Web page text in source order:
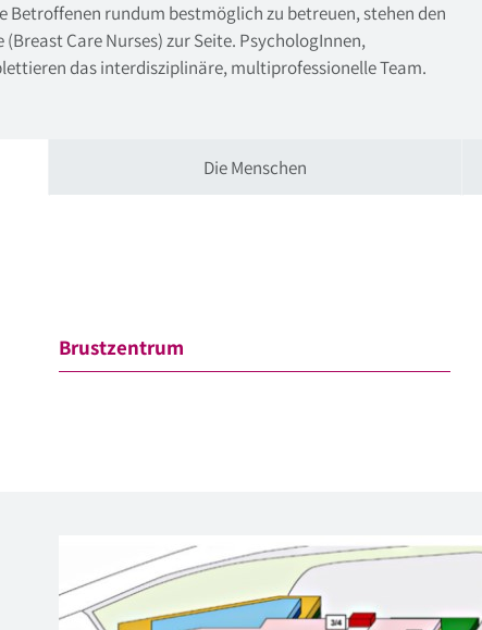
rundum bestmöglich zu betreuen, stehen den
Care Nurses) zur Seite. PsychologInnen,
das interdisziplinäre, multiprofessionelle Team.
Die Menschen
Brustzentrum